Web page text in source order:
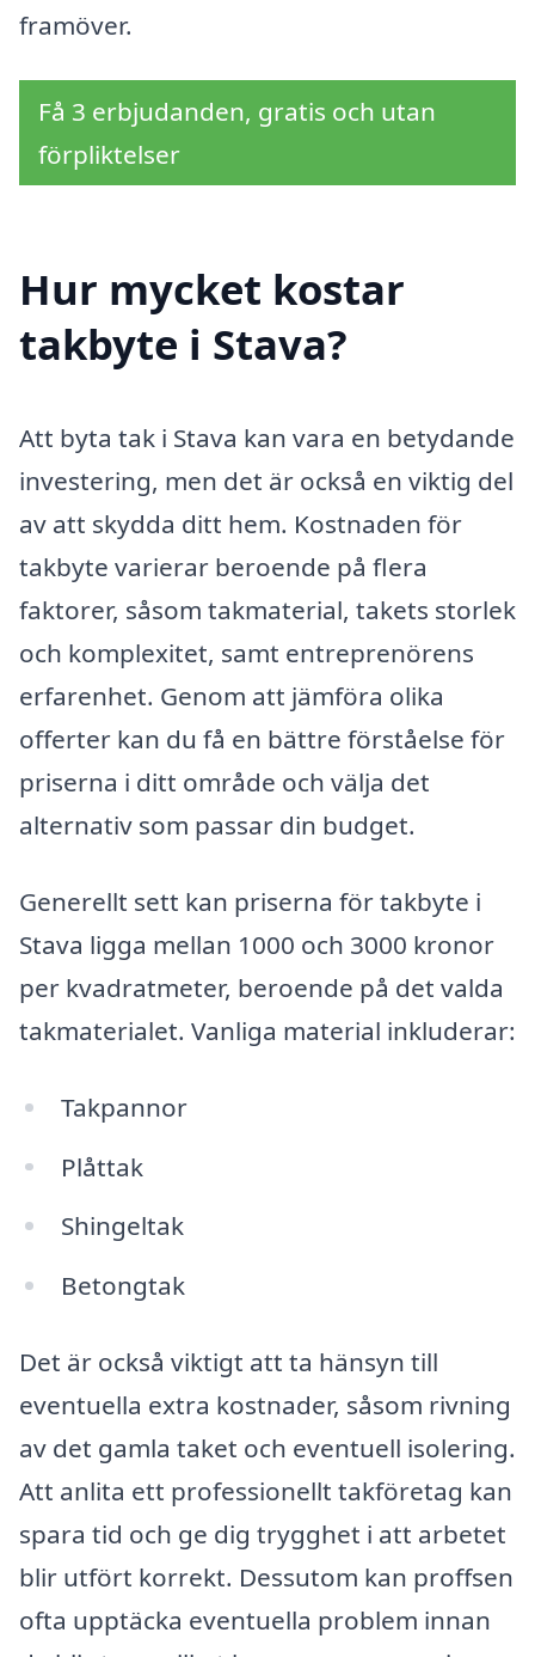
framöver.
Få 3 erbjudanden, gratis och utan
förpliktelser
Hur mycket kostar
takbyte i Stava?
Att byta tak i Stava kan vara en betydande
investering, men det är också en viktig del
av att skydda ditt hem. Kostnaden för
takbyte varierar beroende på flera
faktorer, såsom takmaterial, takets storlek
och komplexitet, samt entreprenörens
erfarenhet. Genom att jämföra olika
offerter kan du få en bättre förståelse för
priserna i ditt område och välja det
alternativ som passar din budget.
Generellt sett kan priserna för takbyte i
Stava ligga mellan 1000 och 3000 kronor
per kvadratmeter, beroende på det valda
takmaterialet. Vanliga material inkluderar:
Takpannor
Plåttak
Shingeltak
Betongtak
Det är också viktigt att ta hänsyn till
eventuella extra kostnader, såsom rivning
av det gamla taket och eventuell isolering.
Att anlita ett professionellt takföretag kan
spara tid och ge dig trygghet i att arbetet
blir utfört korrekt. Dessutom kan proffsen
ofta upptäcka eventuella problem innan